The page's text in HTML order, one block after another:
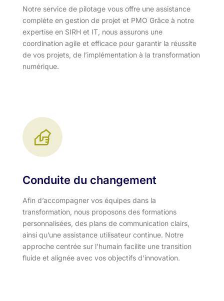
Notre service de pilotage vous offre une assistance
complète en gestion de projet et PMO Grâce à notre
expertise en SIRH et IT, nous assurons une
coordination agile et efficace pour garantir la réussite
de vos projets, de l’implémentation à la transformation
numérique.
Conduite du changement
Afin d’accompagner vos équipes dans la
transformation, nous proposons des formations
personnalisées, des plans de communication clairs,
ainsi qu’une assistance utilisateur continue. Notre
approche centrée sur l'humain facilite une transition
fluide et alignée avec vos objectifs d'innovation.​